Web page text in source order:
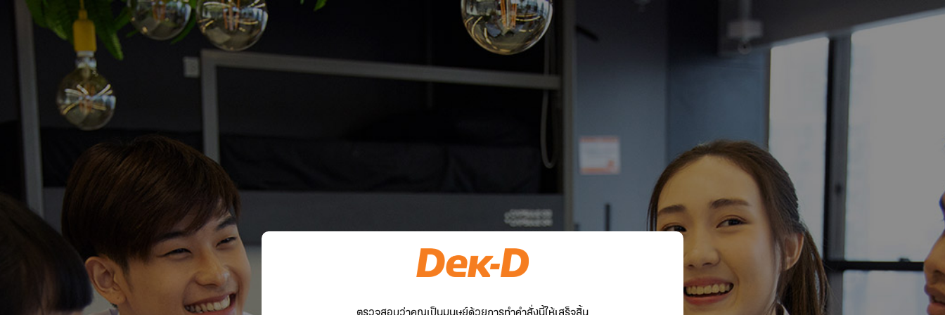
ตรวจสอบว่าคุณเป็นมนุษย์ด้วยการทำคำสั่งนี้ให้เสร็จสิ้น